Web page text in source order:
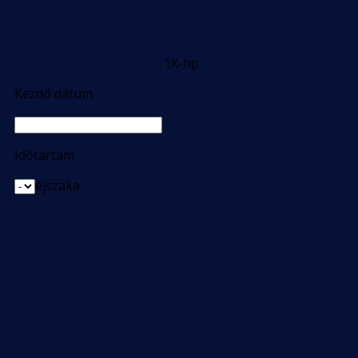
1X-hp
Kezdő dátum
Időtartam
éjszaka